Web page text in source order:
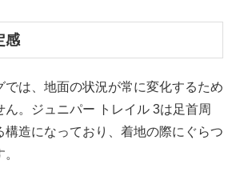
感
では、地面の状況が常に変化するため
。ジュニパー トレイル 3は足首周
構造になっており、着地の際にぐらつ